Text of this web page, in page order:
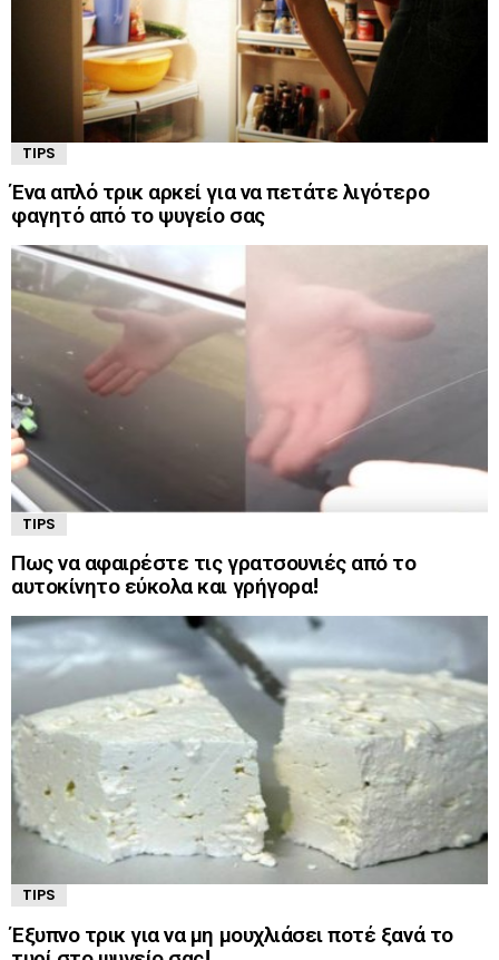
TIPS
Ένα απλό τρικ αρκεί για να πετάτε λιγότερο
φαγητό από το ψυγείο σας
TIPS
Πως να αφαιρέστε τις γρατσουνιές από το
αυτοκίνητο εύκολα και γρήγορα!
TIPS
Έξυπνο τρικ για να μη μουχλιάσει ποτέ ξανά το